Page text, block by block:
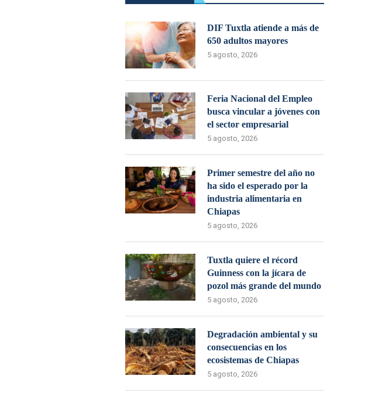
DIF Tuxtla atiende a más de
650 adultos mayores
5 agosto, 2026
Feria Nacional del Empleo
busca vincular a jóvenes con
el sector empresarial
5 agosto, 2026
Primer semestre del año no
ha sido el esperado por la
industria alimentaria en
Chiapas
5 agosto, 2026
Tuxtla quiere el récord
Guinness con la jícara de
pozol más grande del mundo
5 agosto, 2026
Degradación ambiental y su
consecuencias en los
ecosistemas de Chiapas
5 agosto, 2026